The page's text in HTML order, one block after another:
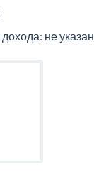
не указан